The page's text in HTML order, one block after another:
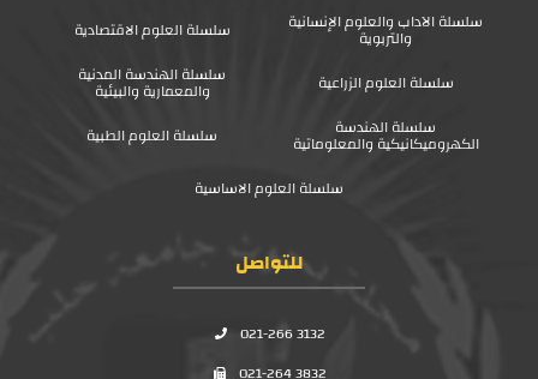
سلسلة الآداب والعلوم الإنسانية
والتربوية
سلسلة العلوم الاقتصادية
سلسلة العلوم الزراعية
سلسلة الهندسة المدنية
والمعمارية والبيئية
سلسلة الهندسة
الكهروميكانيكية والمعلوماتية
سلسلة العلوم الطبية
سلسلة العلوم الاساسية
للتواصل
021-266 3132
021-264 3832